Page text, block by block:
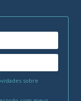
sobre